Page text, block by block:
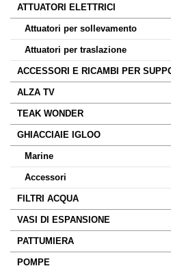
ATTUATORI ELETTRICI
Attuatori per sollevamento
Attuatori per traslazione
ACCESSORI E RICAMBI PER
ALZA TV
TEAK WONDER
GHIACCIAIE IGLOO
Marine
Accessori
FILTRI ACQUA
VASI DI ESPANSIONE
PATTUMIERA
POMPE